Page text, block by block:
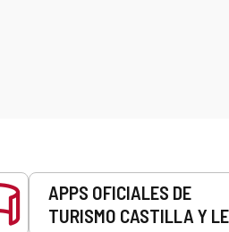
APPS OFICIALES DE
TURISMO CASTILLA Y